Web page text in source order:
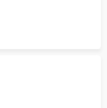
по эталонному
температур.